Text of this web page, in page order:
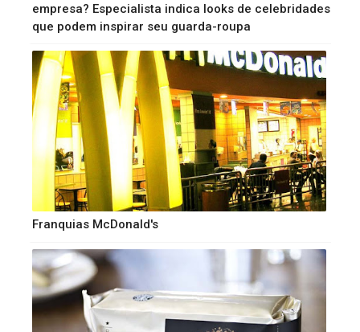
empresa? Especialista indica looks de celebridades
que podem inspirar seu guarda-roupa
Franquias McDonald's